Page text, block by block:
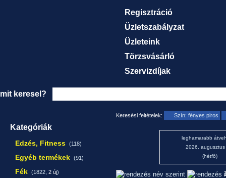
Regisztráció
Üzletszabályzat
Üzleteink
Törzsvásárló
Szervizdíjak
mit keresel?
Kategóriák
Edzés, Fitness (118)
Egyéb termékek (91)
Fék (1822, 2 új)
Keresési feltételek: Szín: fényes piros
leghamarabb
2026. augusztus
(hétfő)